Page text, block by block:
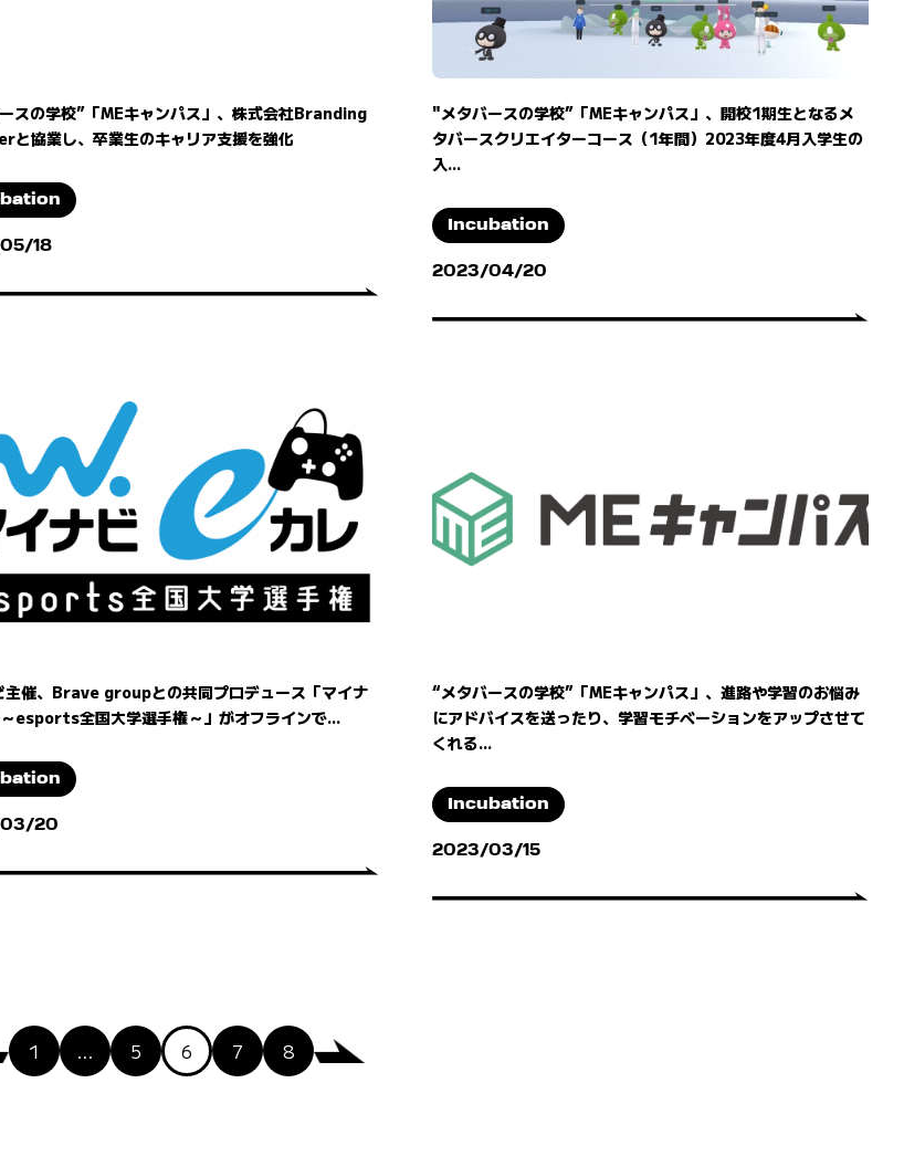
スの学校”「MEキャンパス」、株式会社Branding
と協業し、卒業生のキャリア支援を強化
18
"メタバースの学校”「MEキャンパス」、開校1期生となるメ
タバースクリエイターコース（1年間）2023年度4月入学生の
入...
Incubation
2023/04/20
主催、Brave groupとの共同プロデュース「マイナ
esports全国大学選手権～」がオフラインで...
20
“メタバースの学校”「MEキャンパス」、進路や学習のお悩み
にアドバイスを送ったり、学習モチベーションをアップさせて
くれる...
Incubation
2023/03/15
1 … 5 6 7 8